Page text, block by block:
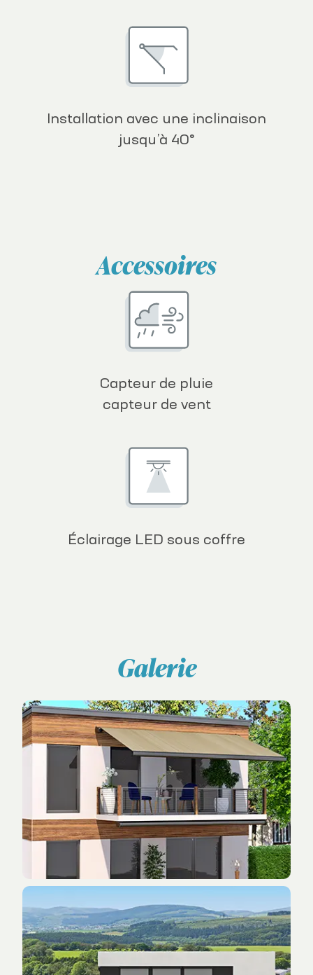
Installation avec une inclinaison
jusqu’à 40°
Accessoires
Capteur de pluie
capteur de vent
Éclairage LED sous coffre
Galerie